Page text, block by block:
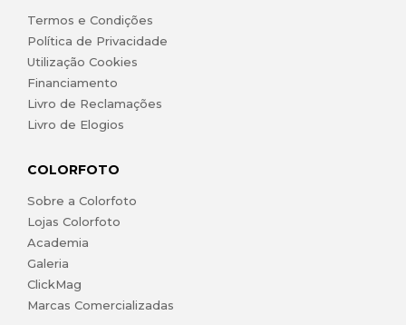
Termos e Condições
Política de Privacidade
Utilização Cookies
Financiamento
Livro de Reclamações
Livro de Elogios
COLORFOTO
Sobre a Colorfoto
Lojas Colorfoto
Academia
Galeria
ClickMag
Marcas Comercializadas